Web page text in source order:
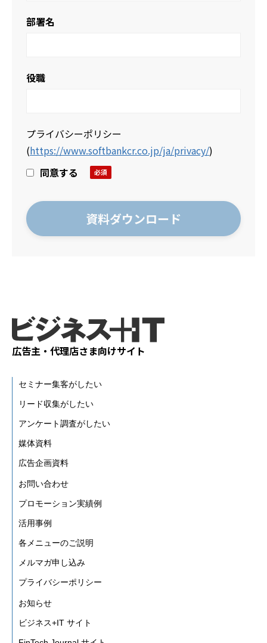
部署名
役職
プライバシーポリシー
(https://www.softbankcr.co.jp/ja/privacy/)
同意する
広告主・代理店さま向けサイト
セミナー集客がしたい
リード収集がしたい
アンケート調査がしたい
媒体資料
広告企画資料
お問い合わせ
プロモーション実績例
活用事例
各メニューのご説明
メルマガ申し込み
プライバシーポリシー
お知らせ
ビジネス+IT サイト